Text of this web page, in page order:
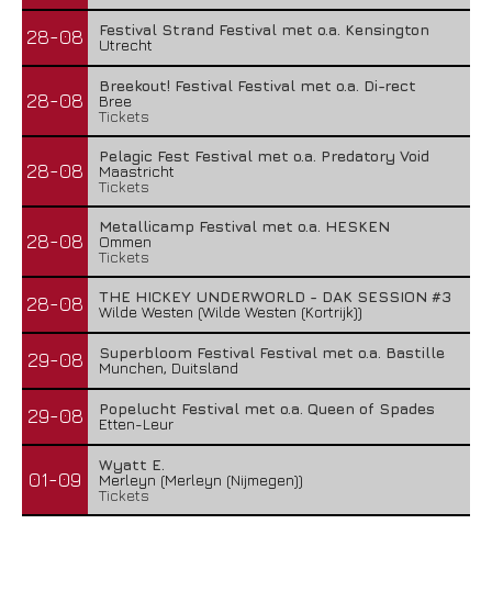
28-08
Festival Strand Festival met o.a. Kensington
Utrecht
28-08
Breekout! Festival Festival met o.a. Di-rect
Bree
Tickets
28-08
Pelagic Fest Festival met o.a. Predatory Void
Maastricht
Tickets
28-08
Metallicamp Festival met o.a. HESKEN
Ommen
Tickets
28-08
THE HICKEY UNDERWORLD - DAK SESSION #3
Wilde Westen (Wilde Westen (Kortrijk))
29-08
Superbloom Festival Festival met o.a. Bastille
Munchen, Duitsland
29-08
Popelucht Festival met o.a. Queen of Spades
Etten-Leur
01-09
Wyatt E.
Merleyn (Merleyn (Nijmegen))
Tickets